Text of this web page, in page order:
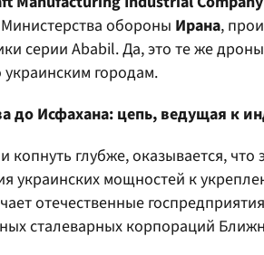
обороны Ирана,
серии Ababil. Да, это те же
украинским городам.
до Исфахана: цепь, ведущая к
копнуть глубже, оказывается, что
украинских мощностей к
отечественные
сталеварных корпораций